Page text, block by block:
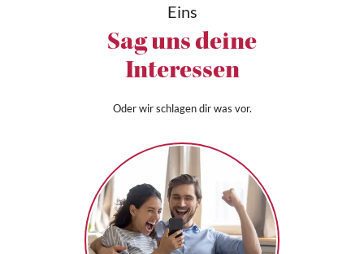
Eins
Sag uns deine
Interessen
Oder wir schlagen dir was vor.